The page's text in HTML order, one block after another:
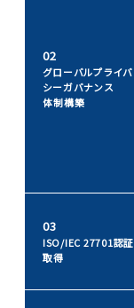
02
グローバルプライバ
シーガバナンス
体制構築
03
ISO/IEC 27701認証
取得